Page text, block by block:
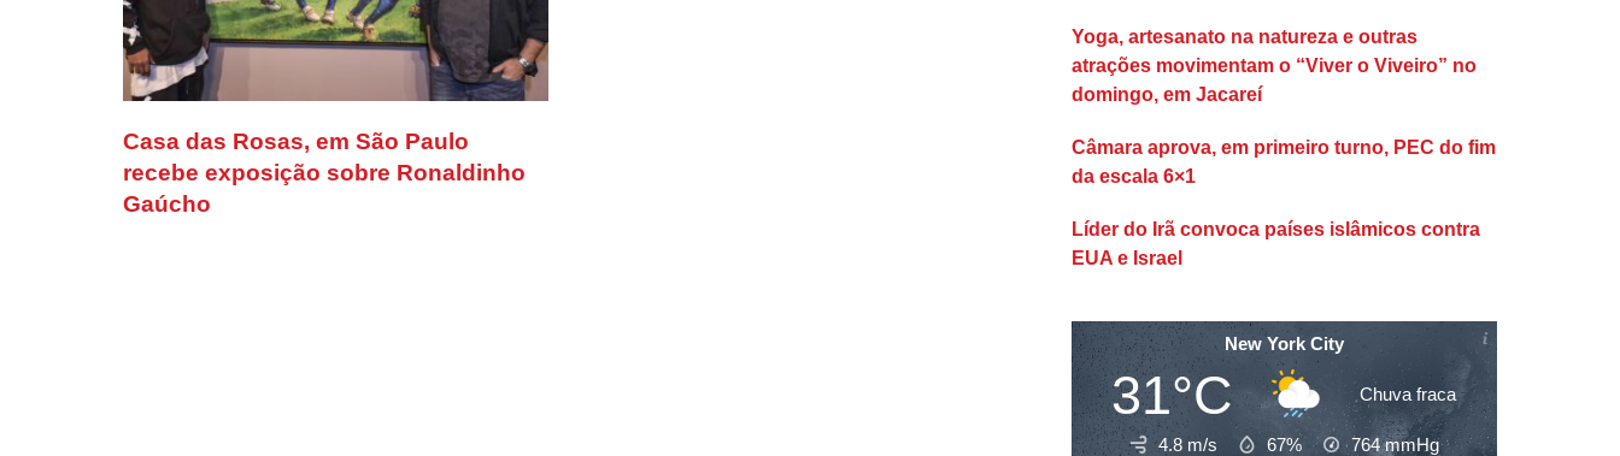
Casa das Rosas, em São Paulo
recebe exposição sobre Ronaldinho
Gaúcho
Yoga, artesanato na natureza e outras
atrações movimentam o “Viver o Viveiro” no
domingo, em Jacareí
Câmara aprova, em primeiro turno, PEC do fim
da escala 6×1
Líder do Irã convoca países islâmicos contra
EUA e Israel
New York City
31°C Chuva fraca
4.8 m/s 67% 764mmHg